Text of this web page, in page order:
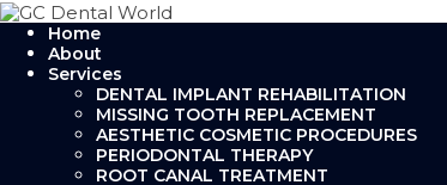
Home
About
Services
DENTAL IMPLANT REHABILITATION
MISSING TOOTH REPLACEMENT
AESTHETIC COSMETIC PROCEDURES
PERIODONTAL THERAPY
ROOT CANAL TREATMENT